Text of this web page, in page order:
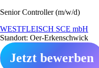
Senior Controller (m/w/d)
WESTFLEISCH SCE mbH
Standort: Oer-Erkenschwick
Jetzt bewerben